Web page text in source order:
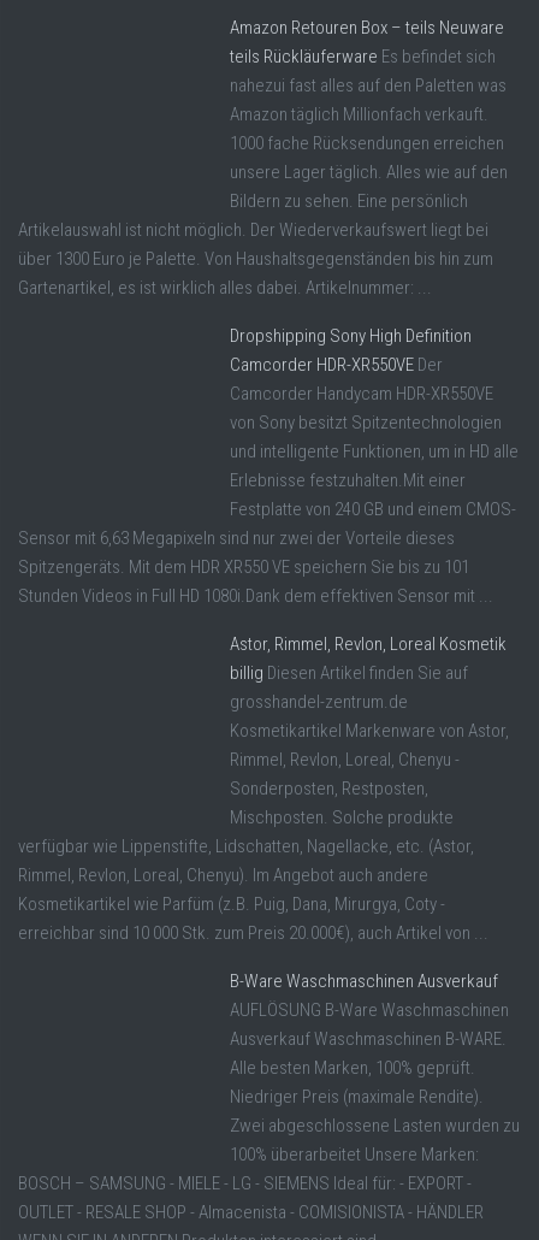
Amazon Retouren Box – teils Neuware
teils Rückläuferware Es befindet sich
nahezui fast alles auf den Paletten was
Amazon täglich Millionfach verkauft.
1000 fache Rücksendungen erreichen
unsere Lager täglich. Alles wie auf den
Bildern zu sehen. Eine persönlich
Artikelauswahl ist nicht möglich. Der Wiederverkaufswert liegt bei
über 1300 Euro je Palette. Von Haushaltsgegenständen bis hin zum
Gartenartikel, es ist wirklich alles dabei. Artikelnummer: ...
Dropshipping Sony High Definition
Camcorder HDR-XR550VE Der
Camcorder Handycam HDR-XR550VE
von Sony besitzt Spitzentechnologien
und intelligente Funktionen, um in HD alle
Erlebnisse festzuhalten.Mit einer
Festplatte von 240 GB und einem CMOS-
Sensor mit 6,63 Megapixeln sind nur zwei der Vorteile dieses
Spitzengeräts. Mit dem HDR XR550 VE speichern Sie bis zu 101
Stunden Videos in Full HD 1080i.Dank dem effektiven Sensor mit ...
Astor, Rimmel, Revlon, Loreal Kosmetik
billig Diesen Artikel finden Sie auf
grosshandel-zentrum.de
Kosmetikartikel Markenware von Astor,
Rimmel, Revlon, Loreal, Chenyu -
Sonderposten, Restposten,
Mischposten. Solche produkte
verfügbar wie Lippenstifte, Lidschatten, Nagellacke, etc. (Astor,
Rimmel, Revlon, Loreal, Chenyu). Im Angebot auch andere
Kosmetikartikel wie Parfüm (z.B. Puig, Dana, Mirurgya, Coty -
erreichbar sind 10 000 Stk. zum Preis 20.000€), auch Artikel von ...
B-Ware Waschmaschinen Ausverkauf
AUFLÖSUNG B-Ware Waschmaschinen
Ausverkauf Waschmaschinen B-WARE.
Alle besten Marken, 100% geprüft.
Niedriger Preis (maximale Rendite).
Zwei abgeschlossene Lasten wurden zu
100% überarbeitet Unsere Marken:
BOSCH – SAMSUNG - MIELE - LG - SIEMENS Ideal für: - EXPORT -
OUTLET - RESALE SHOP - Almacenista - COMISIONISTA - HÄNDLER